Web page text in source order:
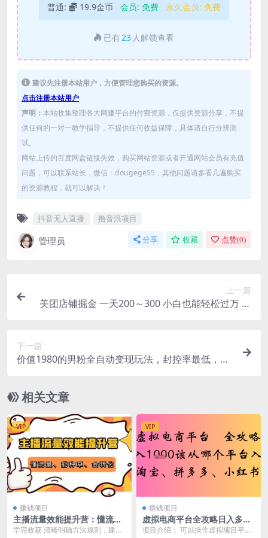
普通: 19.9金币 会员: 免费 永久会员: 免费
已有23 人解锁查看
建议先注册本站用户，方便管理您购买的资源。
点击注册本站用户
声明： 本站收集整理各大网赚平台的付费资源，仅提供资源分享，不提
供任何的一对一教学指导，不提供任何收益保障，具体请自行分辨测
试。
网站上传的百度网盘链接失效，购买网站资源或者开通网站会员有充值
问题，可以联系站长，微信：dougege55，其他问题请多看几遍购买
的资源教程，就可以解决！
抖音无人直播 撸音浪项目
管理员 分享 收藏 点赞(0)
上一篇
美团店铺掘金 一天200～300 小白也能轻松过万 零
下一篇
价值1980的男粉全自动变现玩法，封控率最低，无
相关文章
VIP
赚钱项目
主播流量效能提升营：懂流
量、能种草、会转化，清晰明
学完收获 清晰明确方法规则，建立
VIP
赚钱项目
虚拟电商平台全攻略日入多张
该从哪个平台入手
项目介绍： 可以操作虚拟项目平台